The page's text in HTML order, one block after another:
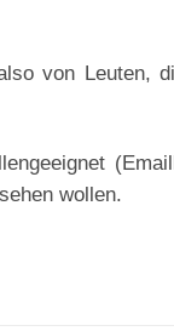
von Leuten,
wollen.